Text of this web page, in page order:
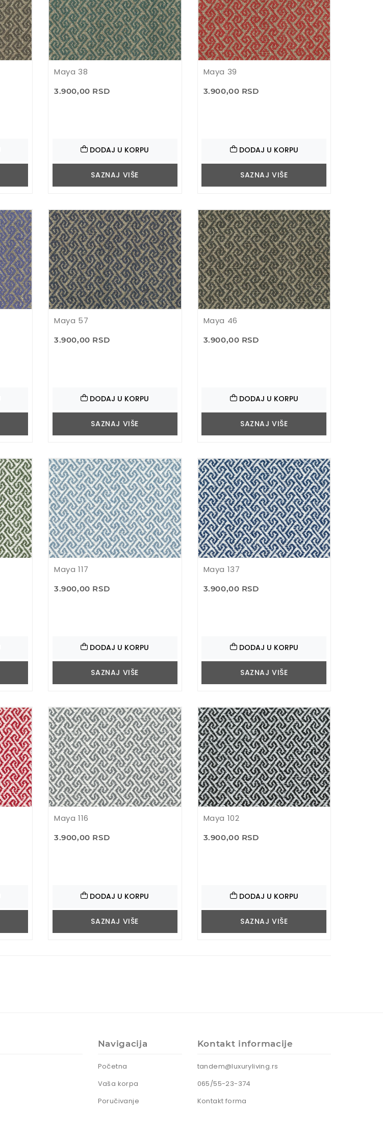
Maya 38
3.900,00 RSD
DODAJ U KORPU
SAZNAJ VIŠE
Maya 39
3.900,00 RSD
DODAJ U KORPU
SAZNAJ VIŠE
Maya 57
3.900,00 RSD
DODAJ U KORPU
SAZNAJ VIŠE
Maya 46
3.900,00 RSD
DODAJ U KORPU
SAZNAJ VIŠE
Maya 117
3.900,00 RSD
DODAJ U KORPU
SAZNAJ VIŠE
Maya 137
3.900,00 RSD
DODAJ U KORPU
SAZNAJ VIŠE
Maya 116
3.900,00 RSD
DODAJ U KORPU
SAZNAJ VIŠE
Maya 102
3.900,00 RSD
DODAJ U KORPU
SAZNAJ VIŠE
Navigacija
Početna
Vaša korpa
Poručivanje
Kontakt informacije
tandem@luxuryliving.rs
065/55-23-374
Kontakt forma